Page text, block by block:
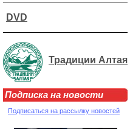
DVD
Традиции Алтая
Подписка на новости
Подписаться на рассылку новостей